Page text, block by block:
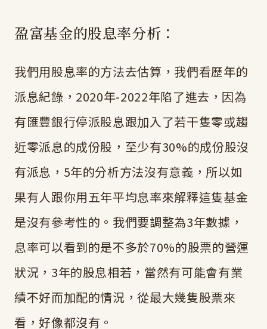
盈富基金的股息率分析：
我們用股息率的方法去估算，我們看歷年的
派息紀錄，2020年-2022年陷了進去，因為
有匯豐銀行停派股息跟加入了若干隻零或趨
近零派息的成份股，至少有30%的成份股沒
有派息，5年的分析方法沒有意義，所以如
果有人跟你用五年平均息率來解釋這隻基金
是沒有參考性的。我們要調整為3年數據，
息率可以看到的是不多於70%的股票的營運
狀況，3年的股息相若，當然有可能會有業
績不好而加配的情況，從最大幾隻股票來
看，好像都沒有。